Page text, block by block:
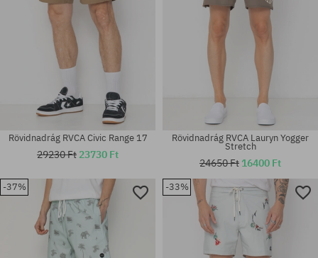
Elérhető méretek:
Elérhető méretek:
Rövidnadrág RVCA Civic Range 17
29230 Ft 23730 Ft
Rövidnadrág RVCA Lauryn Yogger
Stretch
24650 Ft 16400 Ft
-37% -33%